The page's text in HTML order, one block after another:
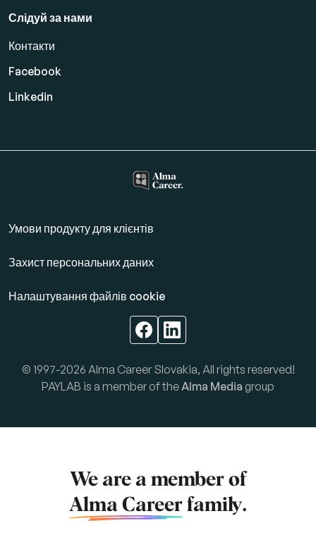
Слідуй за нами
Контакти
Facebook
Linkedin
Умови продукту для клієнтів
Захист персональних даних
Налаштування файлів cookie
© 1997-2026 Alma Career Slovakia, All rights reserved!
PAYLAB is a member of the Alma Media group
We are a member of
Alma Career family.